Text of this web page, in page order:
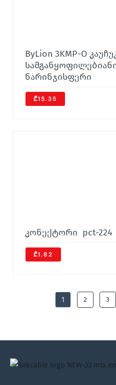
ByLion 3KMP-O
ნარინჯისფერი
₾15.35
კონექტორი pct-224
₾1.82
1 2 3